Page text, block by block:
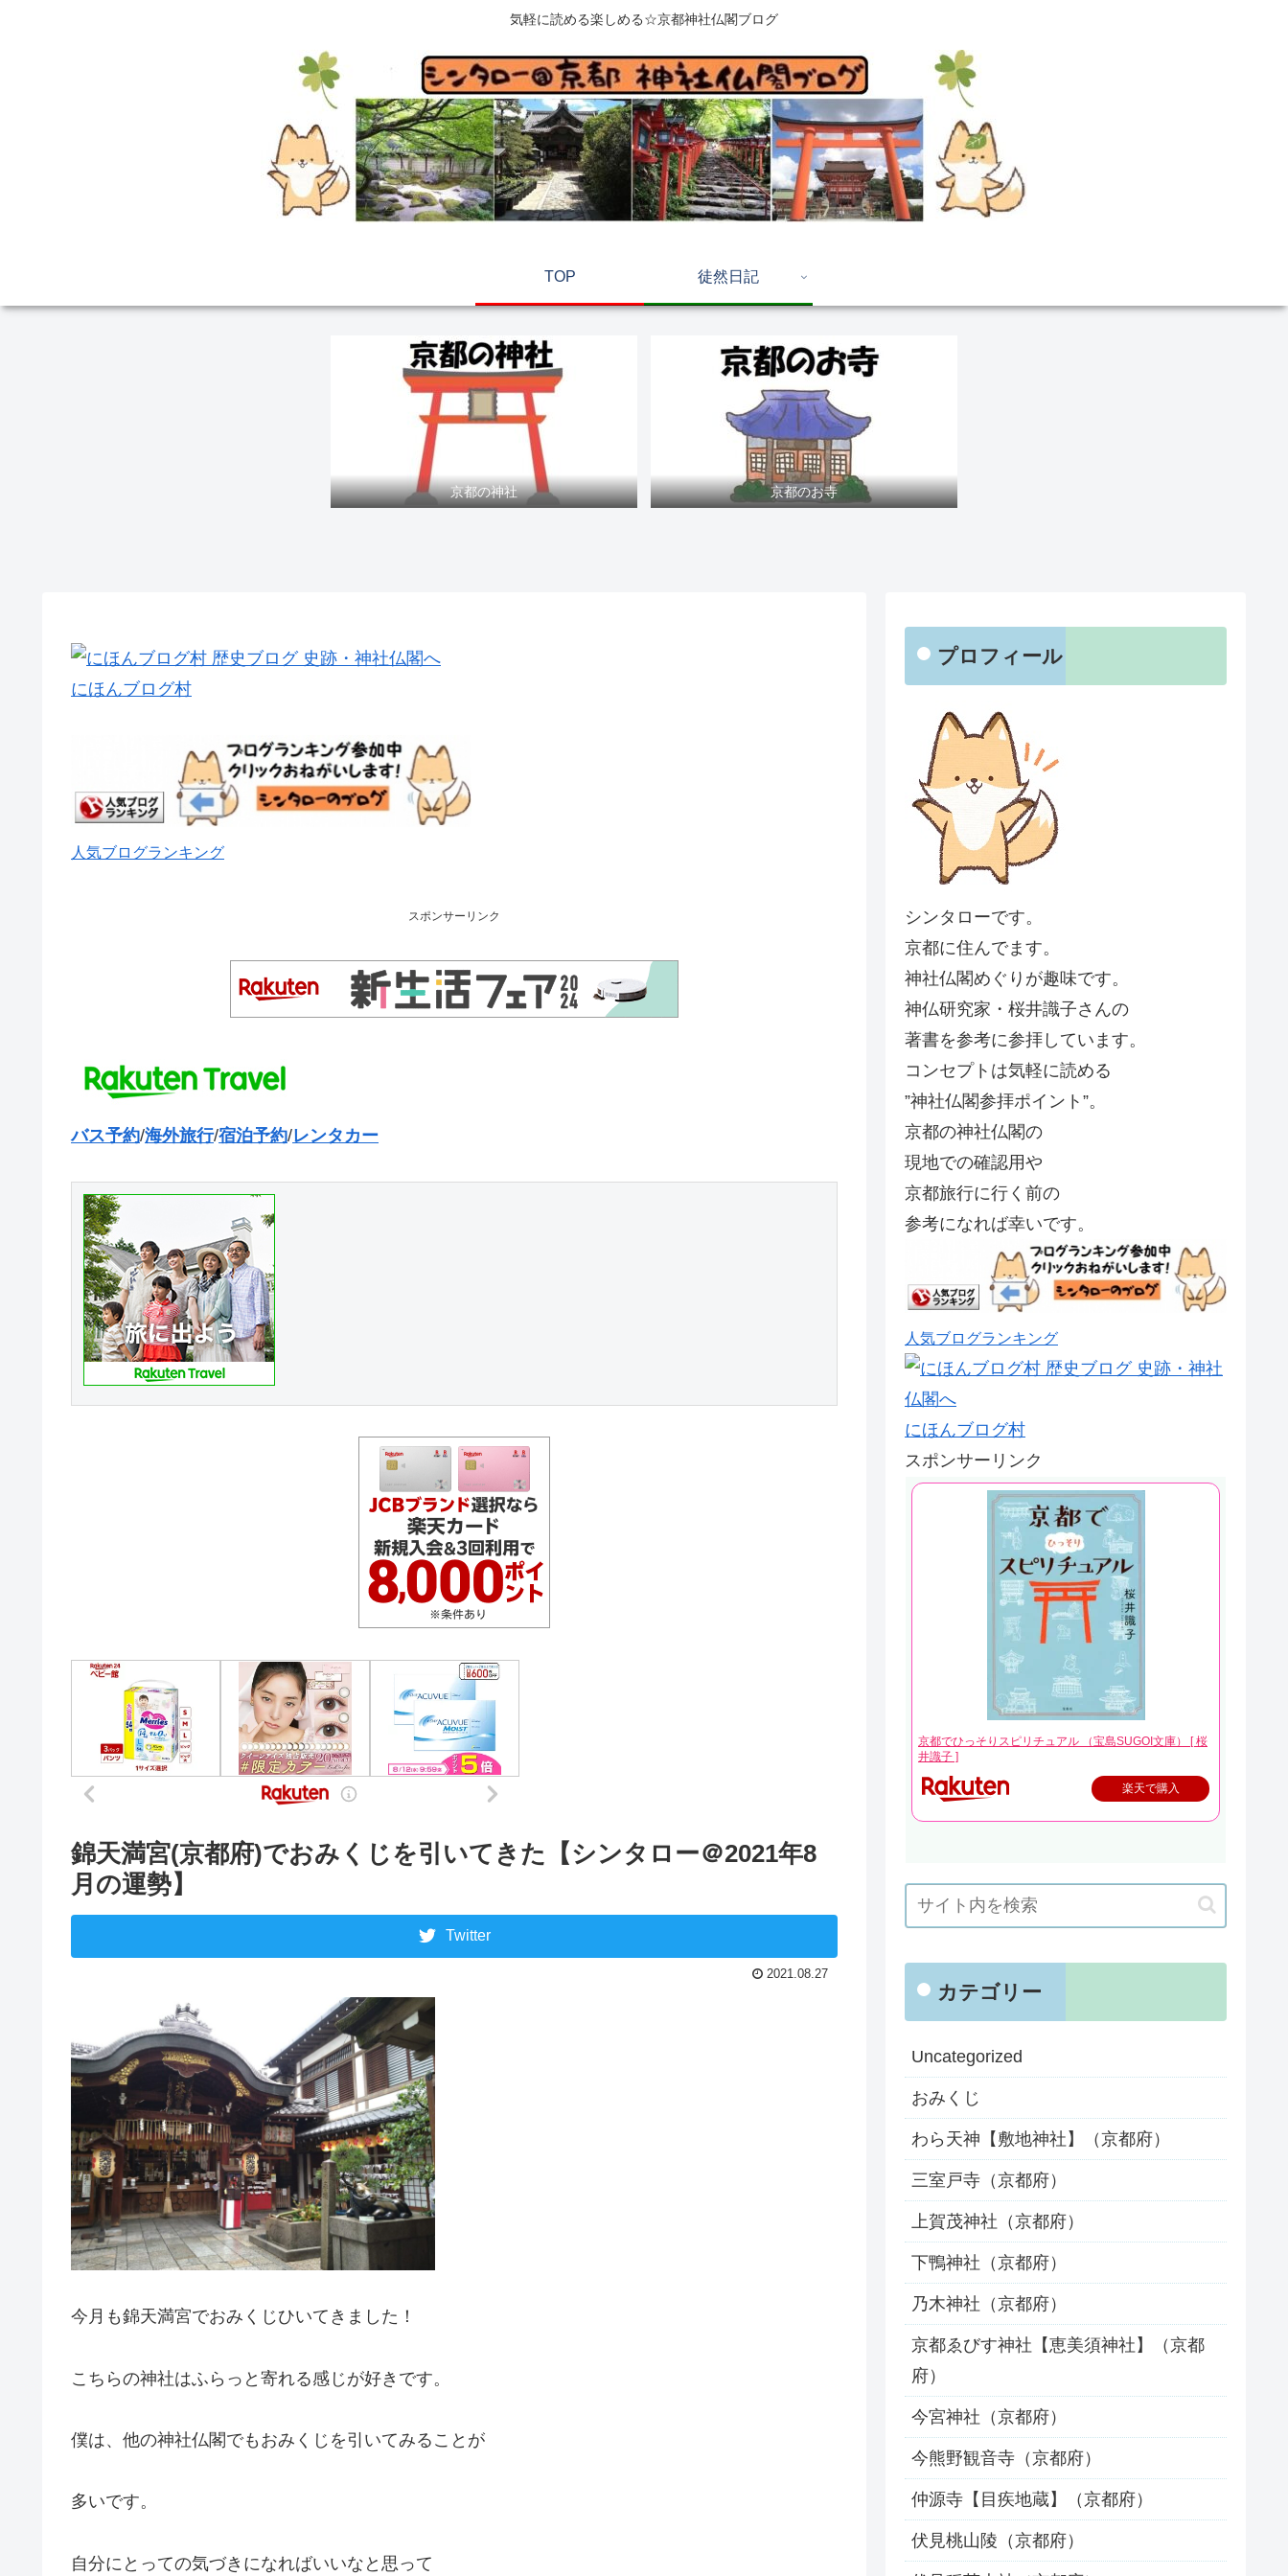
気軽に読める楽しめる☆京都神社仏閣ブログ
TOP 徒然日記
京都の神社 京都のお寺
にほんブログ村
人気ブログランキング
スポンサーリンク
バス予約/海外旅行/宿泊予約/レンタカー
錦天満宮(京都府)でおみくじを引いてきた【シンタロー＠2021年8
月の運勢】
Twitter
2021.08.27
今月も錦天満宮でおみくじひいてきました！
こちらの神社はふらっと寄れる感じが好きです。
僕は、他の神社仏閣でもおみくじを引いてみることが
多いです。
自分にとっての気づきになればいいなと思って
プロフィール
シンタローです。
京都に住んでます。
神社仏閣めぐりが趣味です。
神仏研究家・桜井識子さんの
著書を参考に参拝しています。
コンセプトは気軽に読める
”神社仏閣参拝ポイント”。
京都の神社仏閣の
現地での確認用や
京都旅行に行く前の
参考になれば幸いです。
人気ブログランキング
にほんブログ村
スポンサーリンク
京都でひっそりスピリチュアル （宝島SUGOI文庫） [ 桜
井識子 ]
楽天で購入
カテゴリー
Uncategorized
おみくじ
わら天神【敷地神社】（京都府）
三室戸寺（京都府）
上賀茂神社（京都府）
下鴨神社（京都府）
乃木神社（京都府）
京都ゑびす神社【恵美須神社】（京都
府）
今宮神社（京都府）
今熊野観音寺（京都府）
仲源寺【目疾地蔵】（京都府）
伏見桃山陵（京都府）